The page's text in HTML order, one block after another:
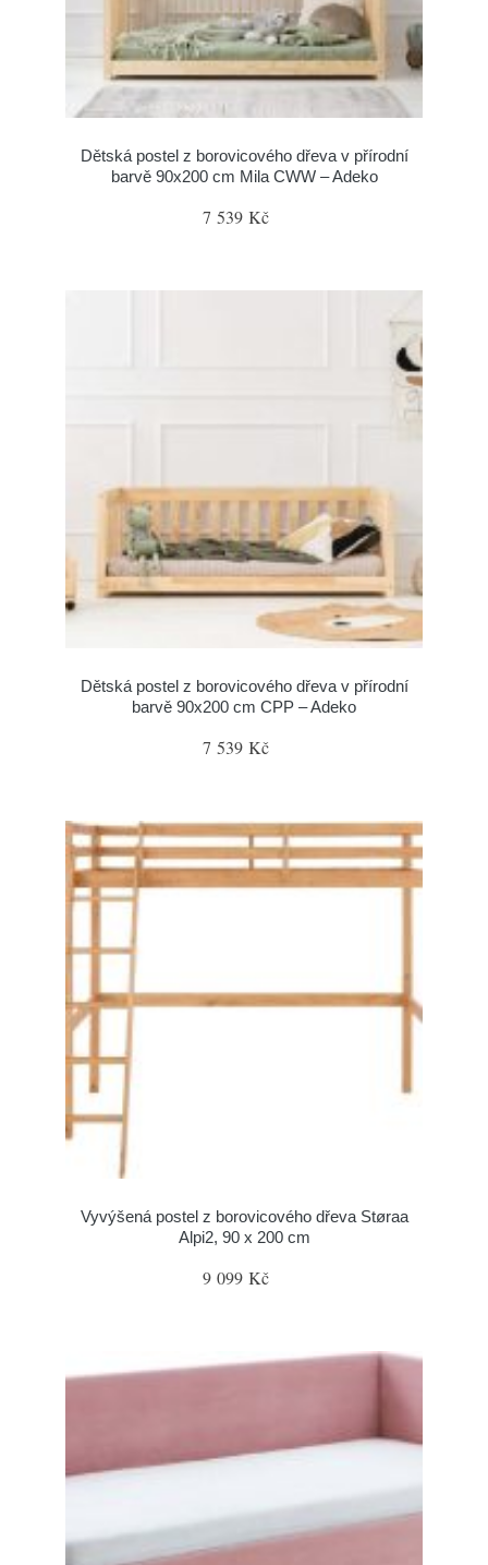
Dětská postel z borovicového dřeva v přírodní
barvě 90x200 cm Mila CWW – Adeko
7 539 Kč
Dětská postel z borovicového dřeva v přírodní
barvě 90x200 cm CPP – Adeko
7 539 Kč
Vyvýšená postel z borovicového dřeva Støraa
Alpi2, 90 x 200 cm
9 099 Kč